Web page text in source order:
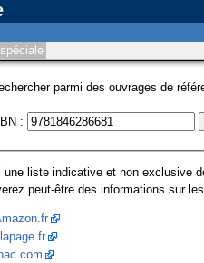
parmi des ouvrages de
:
une liste indicative et non exclusive
peut-être des informations sur